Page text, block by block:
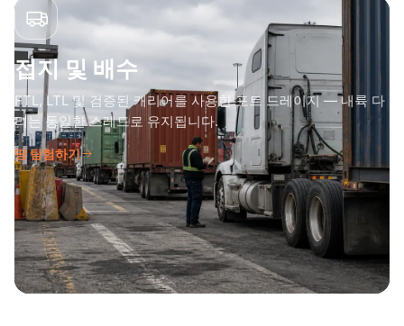
접지 및 배수
FTL, LTL 및 검증된 캐리어를 사용한 포트 드레이지 — 내륙 다
리는 동일한 스레드로 유지됩니다.
땅 탐험하기